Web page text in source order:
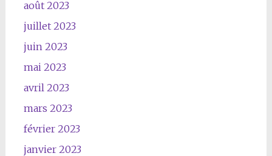
août 2023
juillet 2023
juin 2023
mai 2023
avril 2023
mars 2023
février 2023
janvier 2023